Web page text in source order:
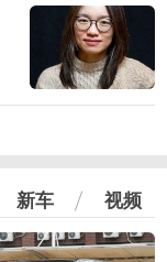
新车 视频